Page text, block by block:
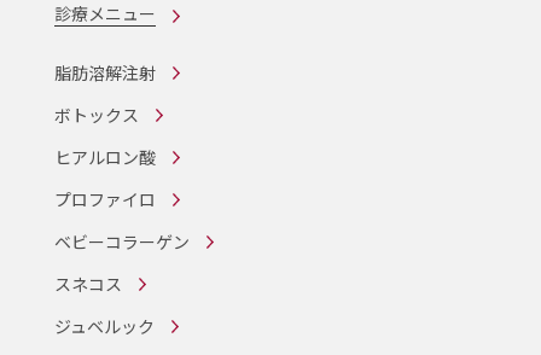
診療メニュー
脂肪溶解注射
ボトックス
ヒアルロン酸
プロファイロ
ベビーコラーゲン
スネコス
ジュベルック